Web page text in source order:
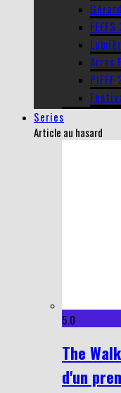
Arras
PIFFF
Series
Article au hasard
5.0
The
d'un